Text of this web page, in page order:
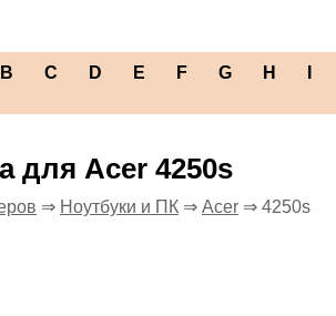
B C D E F G H
для Acer 4250s
⇒ Ноутбуки и ПК ⇒ Acer ⇒ 4250s